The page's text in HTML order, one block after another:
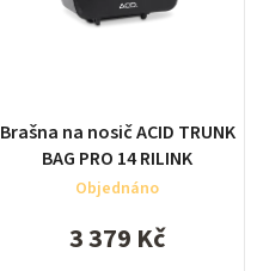
Brašna na nosič ACID TRUNK
BAG PRO 14 RILINK
Objednáno
3 379 Kč